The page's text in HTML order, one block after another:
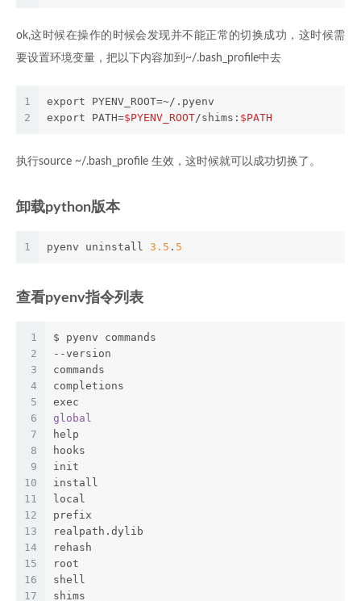
ok,这时候在操作的时候会发现并不能正常的切换成功，这时候需
要设置环境变量，把以下内容加到~/.bash_profile中去
1
2
export PYENV_ROOT=~/.pyenv
export PATH=$PYENV_ROOT/shims: $PATH
执行source ~/.bash_profile 生效，这时候就可以成功切换了。
卸载python版本
1 pyenv uninstall 3.5 . 5
查看pyenv指令列表
1
2
3
4
5
6
7
8
9
10
11
12
13
14
15
16
17
$ pyenv commands
--version
commands
completions
exec
global
help
hooks
init
install
local
prefix
realpath.dylib
rehash
root
shell
shims